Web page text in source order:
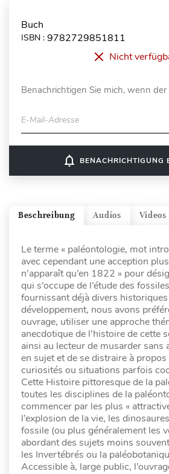
Buch
ISBN : 9782729851811
Nicht
Benachrichtigen Sie mich, wenn
E-Mail-Adresse
notifications_none BENACHRICHTIGUNG
Videos
Audios
Beschreibung
Le terme « paléontologie, mot
avec cependant une acception
n’apparaît qu’en 1822 » pour
qui s’occupe de l’étude des
fournissant déjà divers
développement, nous avons
ouvrage, utiliser une approche
anecdotique de l’histoire de cette
ainsi au lecteur de musarder sans
en sujet et de se distraire à
curiosités ou situations parfois
Cette Histoire pittoresque de la
toutes les disciplines de la
commencer par les plus «
l’explosion de la vie, les
fossile (ou plus généralement les
abordant des sujets moins
les Invertébrés ou la
Accessible à, large public,